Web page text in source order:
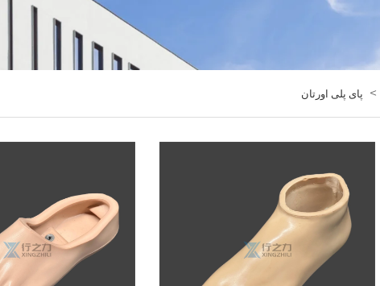
> پای پلی اورتان